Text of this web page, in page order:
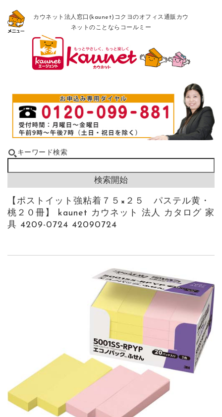
カウネット法人窓口(kaunet)コクヨのオフィス通販カウ
ネットのことならコールミー
キーワード検索
【ポストイット強粘着７５×２５ パステル黄・
桃２０冊】 kaunet カウネット 法人 カタログ 家
具 4209-0724 42090724